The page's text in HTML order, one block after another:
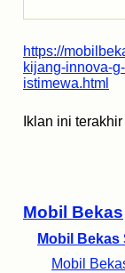
Mobil Bekas
Mobil Bekas
Mobil
https://
kijang-innova-
istimewa.html
Iklan ini